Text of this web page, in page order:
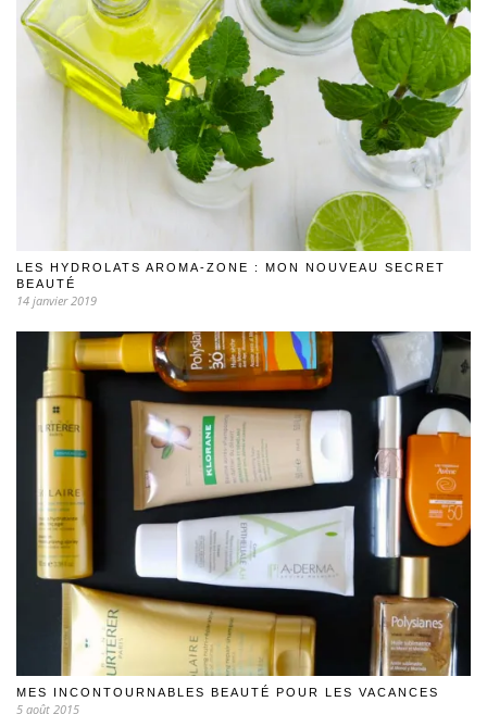
LES HYDROLATS AROMA-ZONE : MON NOUVEAU SECRET
BEAUTÉ
14 janvier 2019
MES INCONTOURNABLES BEAUTÉ POUR LES VACANCES
5 août 2015